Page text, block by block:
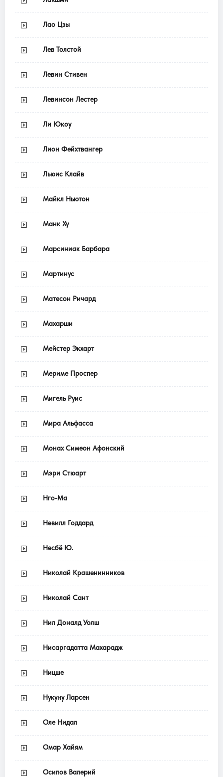
Лао Цзы
Лев Толстой
Левин Стивен
Левинсон Лестер
Ли Юкоу
Лион Фейхтвангер
Льюис Клайв
Майкл Ньютон
Манк Ху
Марсиниак Барбара
Мартинус
Матесон Ричард
Махарши
Мейстер Экхарт
Мериме Проспер
Мигель Руис
Мира Альфасса
Монах Симеон Афонский
Мэри Стюарт
Нго-Ма
Невилл Годдард
Несбё Ю.
Николай Крашенинников
Николай Сант
Нил Доналд Уолш
Нисаргадатта Махарадж
Ницше
Нукуну Ларсен
Оле Нидал
Омар Хайям
Осипов Валерий